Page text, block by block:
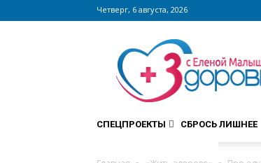
Четверг, 6 августа, 2026
Сайт
zdorovieinfo.ru
крупнейший
медицинский
интернет-
СПЕЦПРОЕКТЫ СБРОСЬ ЛИШНЕЕ